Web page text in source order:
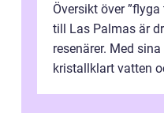
Översikt över
till Las Palmas är
resenärer. Med
kristallklart vatten